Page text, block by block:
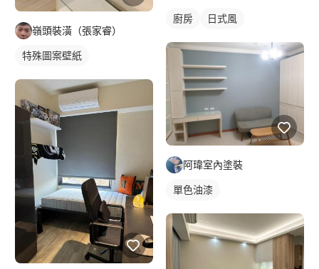
嶺頭裝潢（張家睿）
特殊圖案壁紙
廚房 日式風
阿瑋室內塗裝
單色油漆